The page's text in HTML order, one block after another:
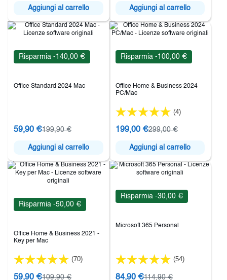
Aggiungi al carrello Aggiungi al carrello
Risparmia -140,00 €
Office Standard 2024 Mac
59,90 €199,90 €
Aggiungi al carrello
Risparmia -100,00 €
Office Home & Business 2024
PC/Mac
(4)
199,00 €299,00 €
Aggiungi al carrello
Risparmia -50,00 €
Office Home & Business 2021 -
Key per Mac
(70)
59,90 €109,90 €
Risparmia -30,00 €
Microsoft 365 Personal
(54)
84,90 €114,90 €